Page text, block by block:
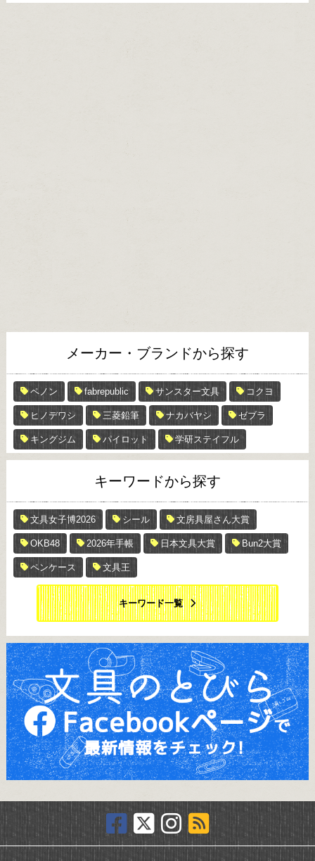
メーカー・ブランドから探す
ペノン fabrepublic サンスター文具 コクヨ
ヒノデワシ 三菱鉛筆 ナカバヤシ ゼブラ
キングジム パイロット 学研ステイフル
キーワードから探す
文具女子博2026 シール 文房具屋さん大賞
OKB48 2026年手帳 日本文具大賞 Bun2大賞
ペンケース 文具王
キーワード一覧